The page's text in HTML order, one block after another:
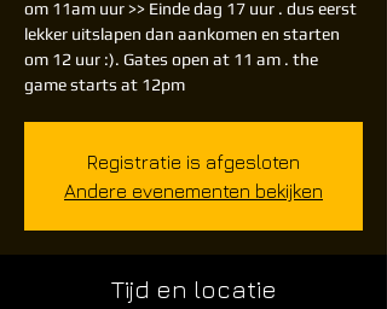
om 11am uur >> Einde dag 17 uur . dus eerst
lekker uitslapen dan aankomen en starten
om 12 uur :). Gates open at 11 am . the
game starts at 12pm
Registratie is afgesloten
Andere evenementen bekijken
Tijd en locatie